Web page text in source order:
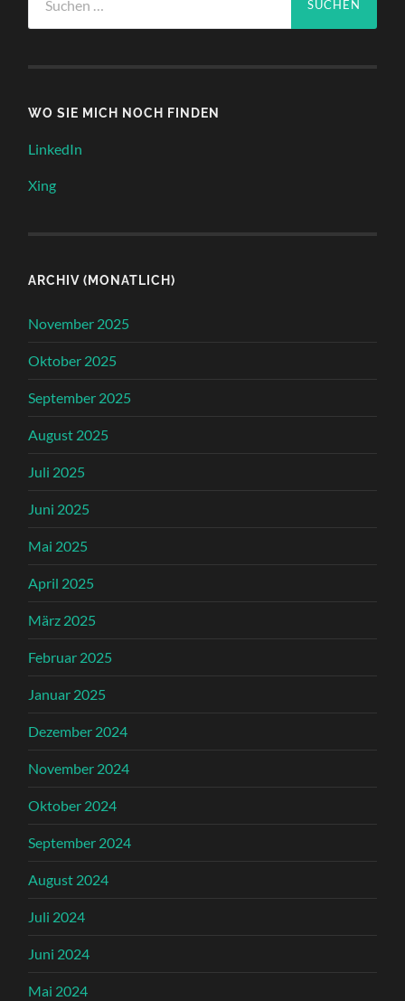
nach:
WO SIE MICH NOCH FINDEN
LinkedIn
Xing
ARCHIV (MONATLICH)
November 2025
Oktober 2025
September 2025
August 2025
Juli 2025
Juni 2025
Mai 2025
April 2025
März 2025
Februar 2025
Januar 2025
Dezember 2024
November 2024
Oktober 2024
September 2024
August 2024
Juli 2024
Juni 2024
Mai 2024